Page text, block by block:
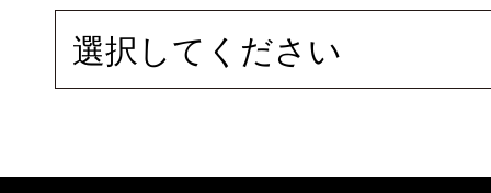
選択してください